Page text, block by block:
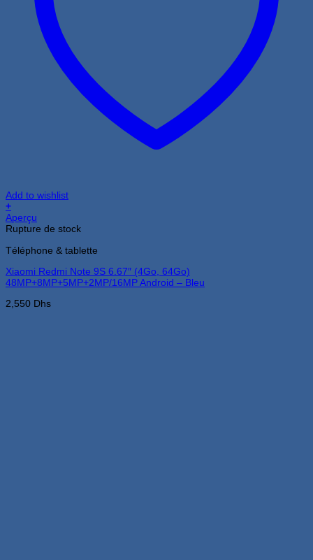
Add to wishlist
+
Aperçu
Rupture de stock
Téléphone & tablette
Xiaomi Redmi Note 9S 6.67″ (4Go, 64Go)
48MP+8MP+5MP+2MP/16MP Android – Bleu
2,550 Dhs